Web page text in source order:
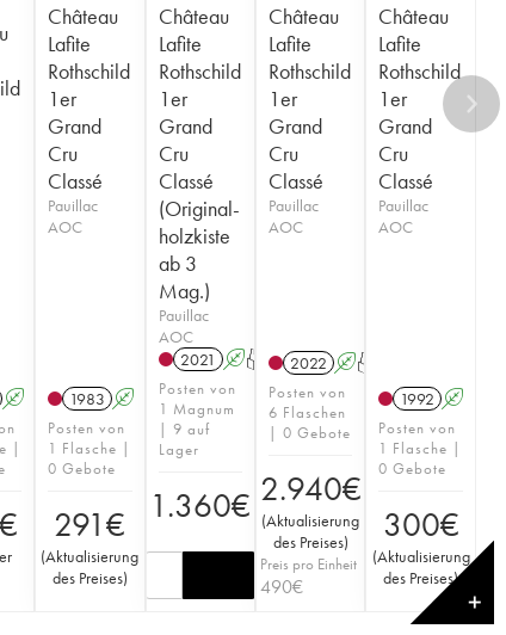
A
|
€
Château
Lafite
Rothschild
1er
Grand
Cru
Classé
Pauillac
AOC
1983 A
Posten von
1 Flasche |
0 Gebote
291€
(Aktualisierung
des Preises)
Château
Lafite
Rothschild
1er
Grand
Cru
Classé
(Original-
holzkiste
ab 3
Mag.)
Pauillac
AOC
2021 AT
Posten von
1 Magnum
| 9 auf
Lager
1.360€
Château
Lafite
Rothschild
1er
Grand
Cru
Classé
Pauillac
AOC
2022 AT
Posten von
6 Flaschen
| 0 Gebote
2.940€
(Aktualisierung
des Preises)
Preis pro Einheit
490€
Château
Lafite
Rothschild
1er
Grand
Cru
Classé
Pauillac
AOC
1992 A
Posten von
1 Flasche |
0 Gebote
300€
(Aktualisierung
des Preises)
✕